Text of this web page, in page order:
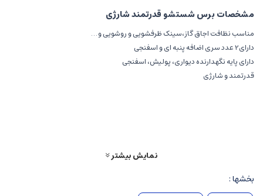
مشخصات برس شستشو قدرتمند شارژی
مناسب نظافت اجاق گاز،سینک ظرفشویی و روشویی و …
دارای2 عدد سری اضافه پنبه ای و اسفنجی
دارای پایه نگهدارنده دیواری، پولیش، اسفنجی
قدرتمند و شارژی
نمایش بیشتر
بخشها :